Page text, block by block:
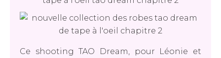
Ce shooting TAO Dream, pour Léonie et